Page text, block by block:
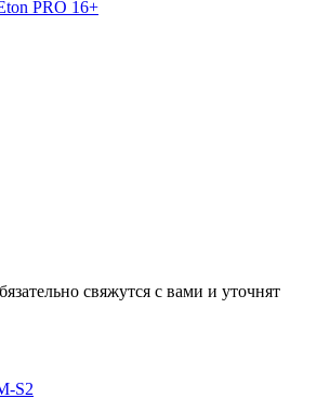
свяжутся с вами и уточнят